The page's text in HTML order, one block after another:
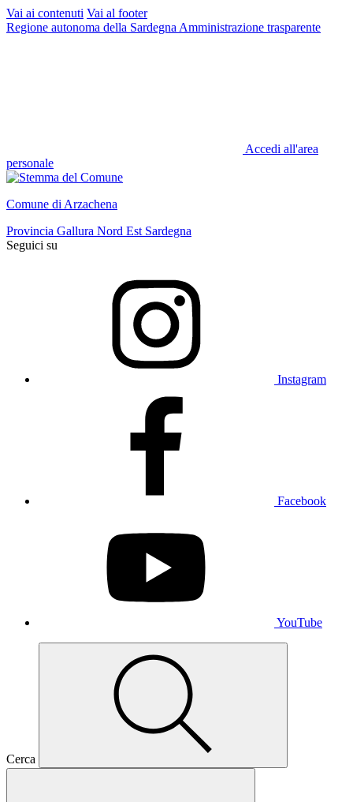
Vai ai contenuti Vai al footer
Regione autonoma della Sardegna Amministrazione trasparente
Accedi all'area
personale
Comune di Arzachena
Provincia Gallura Nord Est Sardegna
Seguici su
Instagram
Facebook
YouTube
Cerca